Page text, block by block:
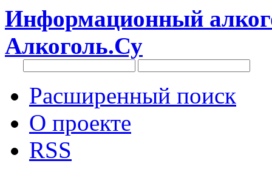
Информационный
Алкоголь.Су
Расширенный поиск
О проекте
RSS